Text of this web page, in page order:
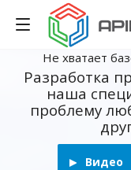
Не хватает
Разработка
наша
проблему
Видео